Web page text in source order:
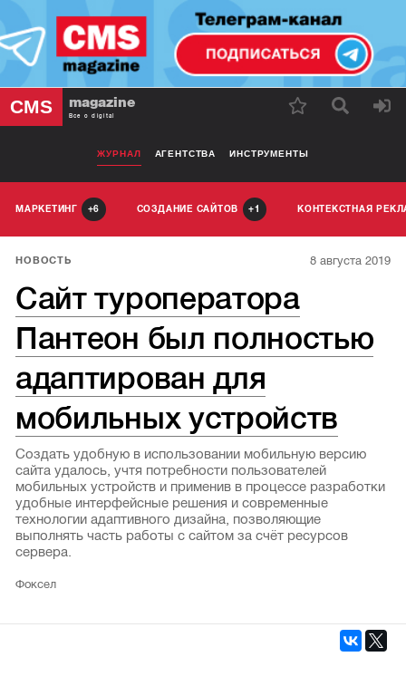
CMS magazine
Все о digital
ЖУРНАЛ АГЕНТСТВА ИНСТРУМЕНТЫ
МАРКЕТИНГ 6 СОЗДАНИЕ САЙТОВ 1 КОНТЕКСТНАЯ
НОВОСТЬ 8 августа 2019
Сайт туроператора
Пантеон был полностью
адаптирован для
мобильных устройств
Создать удобную в использовании мобильную версию
сайта удалось, учтя потребности пользователей
мобильных устройств и применив в процессе разработки
удобные интерфейсные решения и современные
технологии адаптивного дизайна, позволяющие
выполнять часть работы с сайтом за счёт ресурсов
сервера.
Фоксел